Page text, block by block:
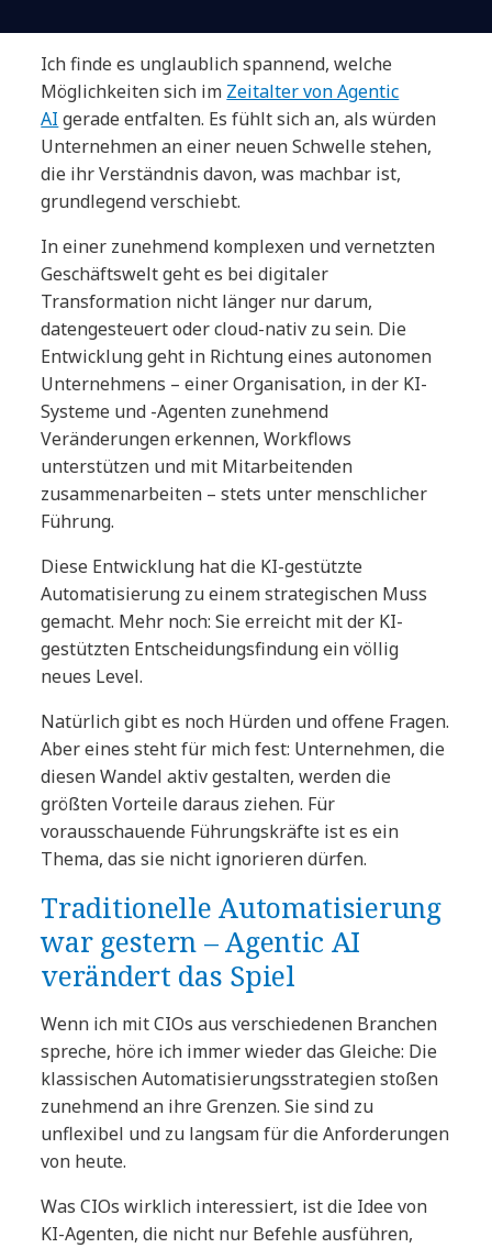
Ich finde es unglaublich spannend, welche
Möglichkeiten sich im Zeitalter von Agentic
AI gerade entfalten. Es fühlt sich an, als würden
Unternehmen an einer neuen Schwelle stehen,
die ihr Verständnis davon, was machbar ist,
grundlegend verschiebt.
In einer zunehmend komplexen und vernetzten
Geschäftswelt geht es bei digitaler
Transformation nicht länger nur darum,
datengesteuert oder cloud-nativ zu sein. Die
Entwicklung geht in Richtung eines autonomen
Unternehmens – einer Organisation, in der KI-
Systeme und -Agenten zunehmend
Veränderungen erkennen, Workflows
unterstützen und mit Mitarbeitenden
zusammenarbeiten – stets unter menschlicher
Führung.
Diese Entwicklung hat die KI-gestützte
Automatisierung zu einem strategischen Muss
gemacht. Mehr noch: Sie erreicht mit der KI-
gestützten Entscheidungsfindung ein völlig
neues Level.
Natürlich gibt es noch Hürden und offene Fragen.
Aber eines steht für mich fest: Unternehmen, die
diesen Wandel aktiv gestalten, werden die
größten Vorteile daraus ziehen. Für
vorausschauende Führungskräfte ist es ein
Thema, das sie nicht ignorieren dürfen.
Traditionelle Automatisierung
war gestern – Agentic AI
verändert das Spiel
Wenn ich mit CIOs aus verschiedenen Branchen
spreche, höre ich immer wieder das Gleiche: Die
klassischen Automatisierungsstrategien stoßen
zunehmend an ihre Grenzen. Sie sind zu
unflexibel und zu langsam für die Anforderungen
von heute.
Was CIOs wirklich interessiert, ist die Idee von
KI-Agenten, die nicht nur Befehle ausführen,